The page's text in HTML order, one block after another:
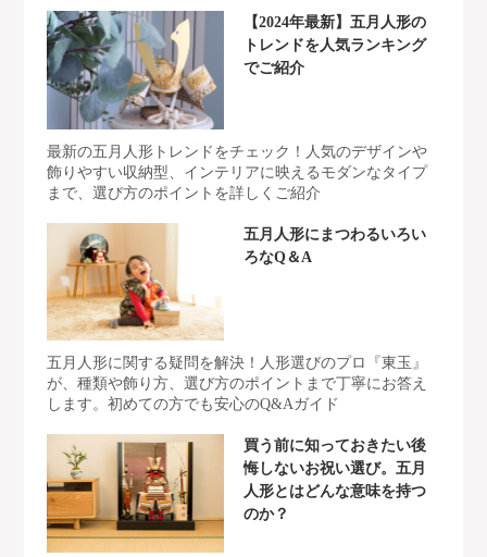
【2024年最新】五月人形の
トレンドを人気ランキング
でご紹介
最新の五月人形トレンドをチェック！人気のデザインや
飾りやすい収納型、インテリアに映えるモダンなタイプ
まで、選び方のポイントを詳しくご紹介
五月人形にまつわるいろい
ろなQ＆A
五月人形に関する疑問を解決！人形選びのプロ『東玉』
が、種類や飾り方、選び方のポイントまで丁寧にお答え
します。初めての方でも安心のQ&Aガイド
買う前に知っておきたい後
悔しないお祝い選び。五月
人形とはどんな意味を持つ
のか？